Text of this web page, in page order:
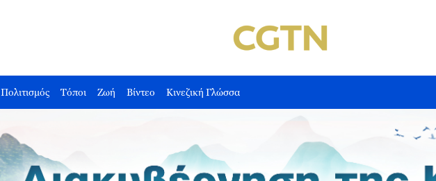
Πολιτισμός Τόποι Ζωή Βίντεο Κινεζική Γλώσσα